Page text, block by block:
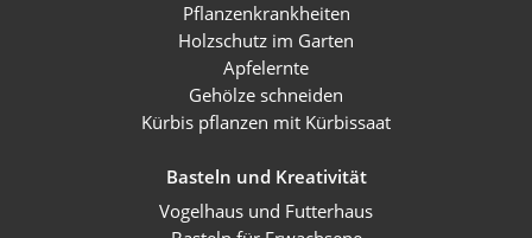
Pflanzenkrankheiten
Holzschutz im Garten
Apfelernte
Gehölze schneiden
Kürbis pflanzen mit Kürbissaat
Basteln und Kreativität
Vogelhaus und Futterhaus